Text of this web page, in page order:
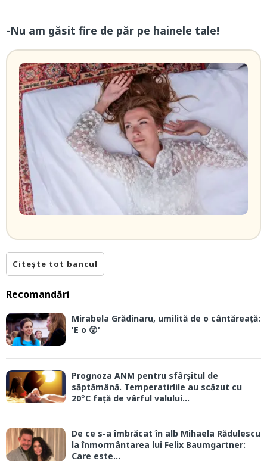
-Nu am găsit fire de păr pe hainele tale!
Citește tot bancul
Recomandări
Mirabela Grădinaru, umilită de o cântăreață:
'E o 😲'
Prognoza ANM pentru sfârșitul de
săptămână. Temperatirlile au scăzut cu
20°C față de vârful valului...
De ce s-a îmbrăcat în alb Mihaela Rădulescu
la înmormântarea lui Felix Baumgartner:
Care este...